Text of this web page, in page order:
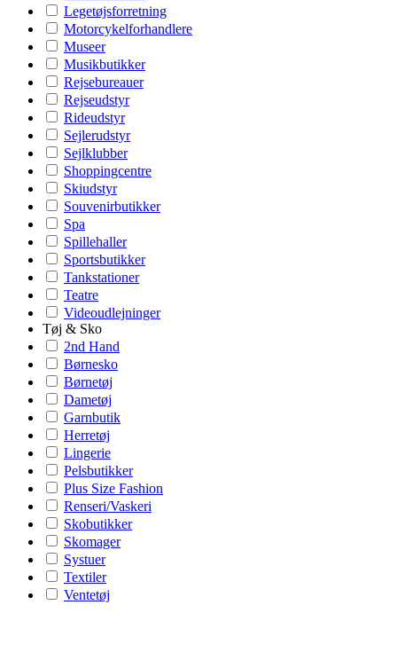
Legetøjsforretning
Motorcykelforhandlere
Museer
Musikbutikker
Rejsebureauer
Rejseudstyr
Rideudstyr
Sejlerudstyr
Sejlklubber
Shoppingcentre
Skiudstyr
Souvenirbutikker
Spa
Spillehaller
Sportsbutikker
Tankstationer
Teatre
Videoudlejninger
Tøj & Sko
2nd Hand
Børnesko
Børnetøj
Dametøj
Garnbutik
Herretøj
Lingerie
Pelsbutikker
Plus Size Fashion
Renseri/Vaskeri
Skobutikker
Skomager
Systuer
Textiler
Ventetøj